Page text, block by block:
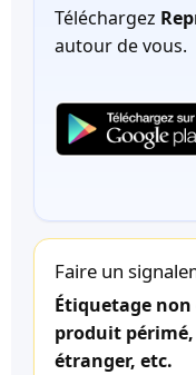
Téléchargez
autour de vous.
Faire un
Étiquetage non
produit périmé,
étranger, etc.